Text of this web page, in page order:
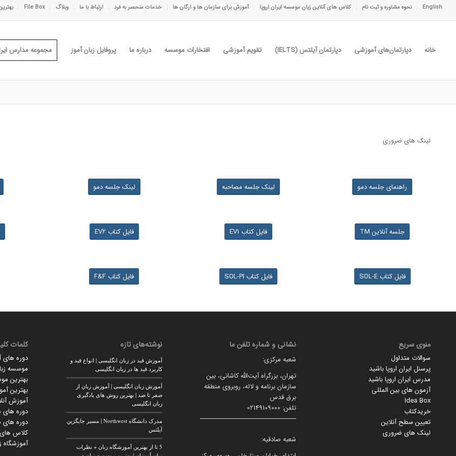
English نحوه مشاوره و ثبت نام کلاس های آنلاین زبان موسسه ایران اروپا آموزش برای سازمان ها و ارگان ها خدمات منحصر به فرد ارتباط با ما وبلاگ File Box
خانه دپارتمان‌های آموزشی دپارتمان آیلتس (IELTS) تقویم آموزشی افتخارات موسسه درباره ما پروفایل زبان آموز مجموعه مدارس
لینک های ضروری
راهنمای جلسه دمو لینک جلسه مصاحبه لینک جلسه دمو
جلسه آنلاین TM فایل کتاب EV1 فایل کتاب EV2
فایل کتاب SOL-E فایل کتاب SOL-PI فایل کتاب F&F
منوی سریع
سوالات متداول
پرسنل ایران اروپا باشید
مدرس ایران اروپا باشید
آزمون های بین المللی
Idea Box
خریدکتاب
تعیین سطح آنلاین
لینک های ضروری
نشانی و شماره تلفن ما
شعبه مرکزی:
تهران، بزرگراه آیت‌الله کاشانی، بین
سازمان برنامه و لاله، روبروی منطقه
برق قدس
تلفن: 02149109000
شعبه صادقیه:
نوشته‌های تازه
آموزش قید در زبان انگلیسی | انواع قید و
کاربرد قید ها در زبان انگلیسی
آموزش زبان انگلیسی | آموزش زبان از
صفر تا صد | بهترین روش های یادگیری
زبان انگلیسی
مدرک دانشگاه Northwest | مسیر جایگزین
آیلتس
5 تا از بهترین آموزشگاه زبان + نظرات
کلمات
دوره های
موسسه
بهترین
بهترین
آموزش
دوره های
دوره های
کلاس های
آموزشگاه